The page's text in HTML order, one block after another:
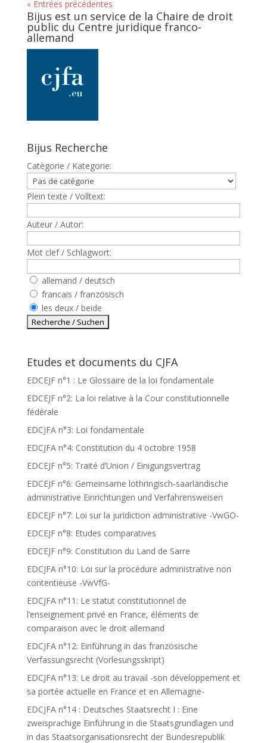
« Entrées précédentes
Bijus est un service de la Chaire de droit
public du Centre juridique franco-
allemand
Bijus Recherche
Catègorie / Kategorie:
Plein texte / Volltext:
Auteur / Autor:
Mot clef / Schlagwort:
allemand / deutsch
francais / französisch
les deux / beide
Etudes et documents du CJFA
EDCEJF n°1 : Le Glossaire de la loi fondamentale
EDCEJF n°2: La loi relative à la Cour constitutionnelle
fédérale
EDCJFA n°3: Loi fondamentale
EDCJFA n°4: Constitution du 4 octobre 1958
EDCEJF n°5: Traité d’Union / Einigungsvertrag
EDCEJF n°6: Gemeinsame lothringisch-saarländische
administrative Einrichtungen und Verfahrensweisen
EDCEJF n°7: Loi sur la juridiction administrative -VwGO-
EDCEJF n°8: Etudes comparatives
EDCEJF n°9: Constitution du Land de Sarre
EDCJFA n°10: Loi sur la procédure administrative non
contentieuse -VwVfG-
EDCJFA n°11: Le statut constitutionnel de
l’enseignement privé en France, éléments de
comparaison avec le droit allemand
EDCJFA n°12: Einführung in das französische
Verfassungsrecht (Vorlesungsskript)
EDCJFA n°13: Le droit au travail -son développement et
sa portée actuelle en France et en Allemagne-
EDCJFA n°14 : Deutsches Staatsrecht I : Eine
zweisprachige Einführung in die Staatsgrundlagen und
in das Staatsorganisationsrecht der Bundesrepublik